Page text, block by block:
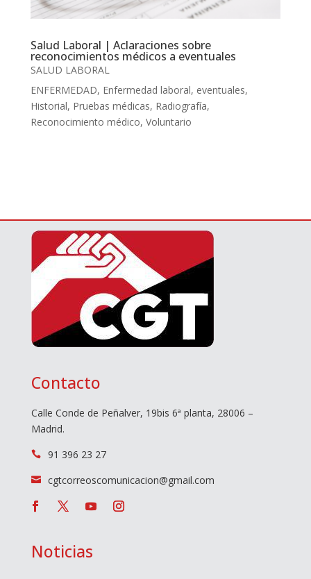
Salud Laboral | Aclaraciones sobre
reconocimientos médicos a eventuales
SALUD LABORAL
ENFERMEDAD, Enfermedad laboral, eventuales,
Historial, Pruebas médicas, Radiografía,
Reconocimiento médico, Voluntario
Contacto
Calle Conde de Peñalver, 19bis 6ª planta, 28006 –
Madrid.
 91 396 23 27
 cgtcorreoscomunicacion@gmail.com
Noticias